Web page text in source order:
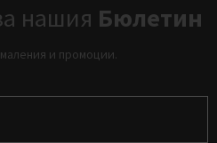
нашия Бюлетин
и промоции.